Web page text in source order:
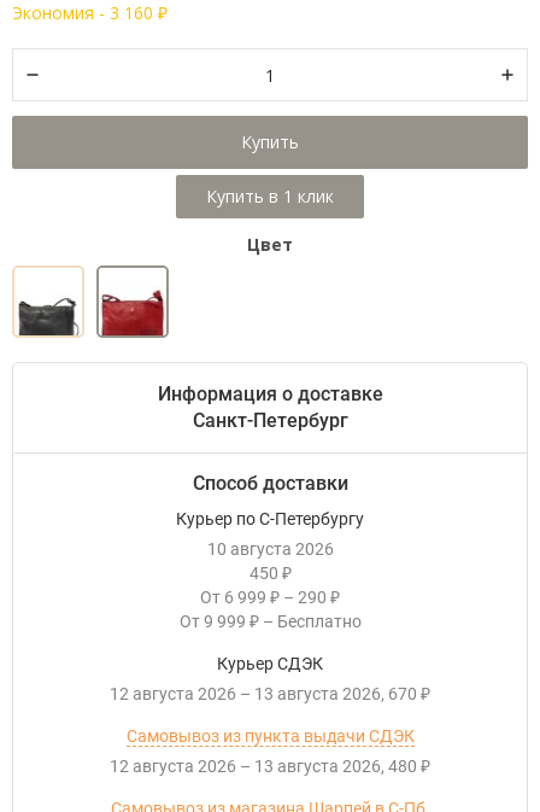
Экономия - 3 160 ₽
Купить
Цвет
Информация о доставке
Санкт-Петербург
Способ доставки
Курьер по С-Петербургу
10 августа 2026
450 ₽
От 6 999 ₽ – 290 ₽
От 9 999 ₽ – Бесплатно
Курьер СДЭК
12 августа 2026 – 13 августа 2026 670 ₽
Самовывоз из пункта выдачи СДЭК
12 августа 2026 – 13 августа 2026 480 ₽